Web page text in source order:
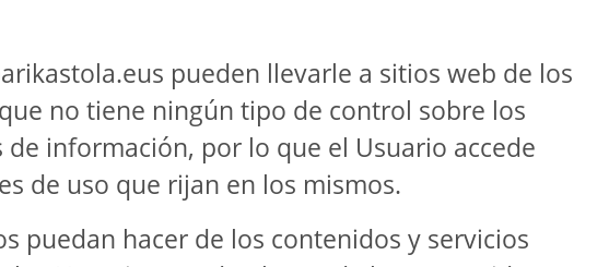
pueden llevarle a sitios web de los
no tiene ningún tipo de control sobre los
información, por lo que el Usuario accede
de uso que rijan en los mismos.
puedan hacer de los contenidos y servicios